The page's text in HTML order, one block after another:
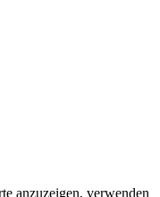
anzuzeigen, verwenden